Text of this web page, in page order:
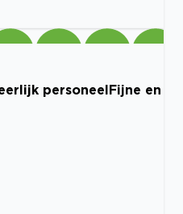
personeelFijne en